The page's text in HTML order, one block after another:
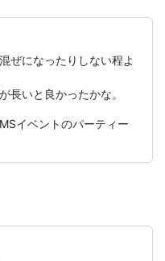
ぜになったりしない程よ
長いと良かったかな。
イベントのパーティー